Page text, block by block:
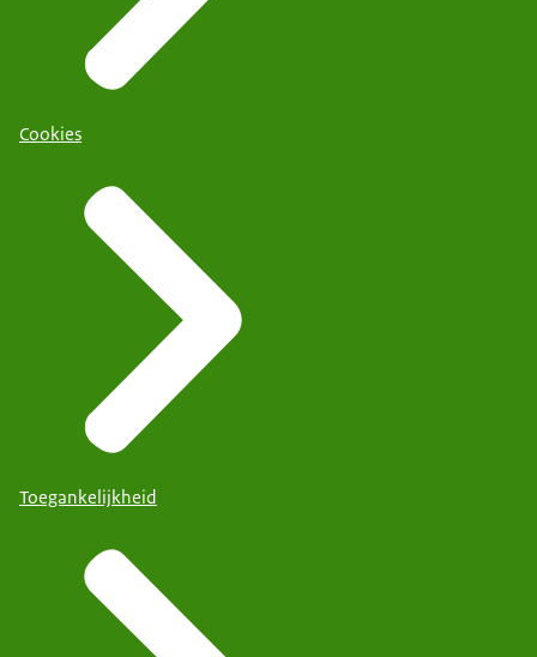
Cookies
Toegankelijkheid